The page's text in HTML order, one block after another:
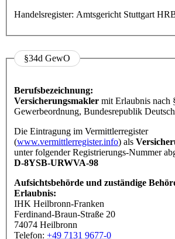
Handelsregister: Amtsgericht Stuttgart
§34d GewO
Berufsbezeichnung:
Versicherungsmakler mit Erlaubnis nach
Gewerbeordnung, Bundesrepublik
Die Eintragung im Vermittlerregister
(www.vermittlerregister.info) als
unter folgender Registrierungs-Nummer
D-8YSB-URWVA-98
Aufsichtsbehörde und zuständige
Erlaubnis:
IHK Heilbronn-Franken
Ferdinand-Braun-Straße 20
74074 Heilbronn
Telefon: +49 7131 9677-0